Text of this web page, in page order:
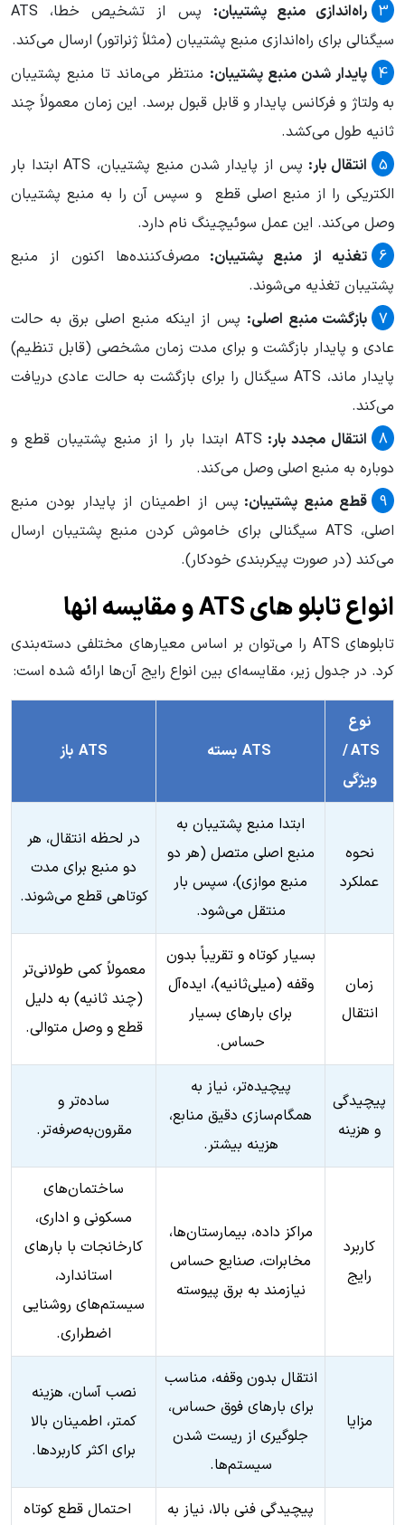
راه‌اندازی منبع پشتیبان:
پس از تشخیص خطا، ATS
سیگنالی برای راه‌اندازی منبع پشتیبان (مثلاً ژنراتور) ارسال می‌کند.
پایدار شدن منبع پشتیبان: منتظر می‌ماند تا منبع پشتیبان
به ولتاژ و فرکانس پایدار و قابل قبول برسد. این زمان معمولاً چند
ثانیه طول می‌کشد.
انتقال بار:
پس از پایدار شدن منبع پشتیبان، ATS ابتدا بار
الکتریکی را از منبع اصلی قطع و سپس آن را به منبع پشتیبان
وصل می‌کند. این عمل سوئیچینگ نام دارد.
تغذیه از منبع پشتیبان: مصرف‌کننده‌ها اکنون از منبع
پشتیبان تغذیه می‌شوند.
بازگشت منبع اصلی: پس از اینکه منبع اصلی برق به حالت
عادی و پایدار بازگشت و برای مدت زمان مشخصی (قابل تنظیم)
پایدار ماند، ATS سیگنال را برای بازگشت به حالت عادی دریافت
می‌کند.
انتقال مجدد بار:
ATS ابتدا بار را از منبع پشتیبان قطع و
دوباره به منبع اصلی وصل می‌کند.
قطع منبع پشتیبان: پس از اطمینان از پایدار بودن منبع
اصلی، ATS سیگنالی برای خاموش کردن منبع پشتیبان ارسال
می‌کند (در صورت پیکربندی خودکار).
انواع تابلو های ATS و مقایسه انها
تابلوهای ATS را می‌توان بر اساس معیارهای مختلفی دسته‌بندی
کرد. در جدول زیر، مقایسه‌ای بین انواع رایج آن‌ها ارائه شده است:
نوع
ATS /
ویژگی
ATS باز
نحوه
عملکرد
ابتدا منبع پشتیبان به
منبع اصلی متصل (هر دو
منبع موازی)، سپس بار
منتقل می‌شود.
در لحظه انتقال، هر
دو منبع برای مدت
کوتاهی قطع می‌شوند.
زمان
انتقال
بسیار کوتاه و تقریباً بدون
وقفه (میلی‌ثانیه)، ایده‌آل
برای بارهای بسیار
حساس.
معمولاً کمی طولانی‌تر
(چند ثانیه) به دلیل
قطع و وصل متوالی.
پیچیدگی
و هزینه
پیچیده‌تر، نیاز به
همگام‌سازی دقیق منابع،
هزینه‌ بیشتر.
ساده‌تر و
مقرون‌به‌صرفه‌تر.
کاربرد
رایج
مراکز داده، بیمارستان‌ها،
مخابرات، صنایع حساس
نیازمند به برق پیوسته
ساختمان‌های
مسکونی و اداری،
کارخانجات با بارهای
استاندارد،
سیستم‌های روشنایی
اضطراری.
مزایا
انتقال بدون وقفه، مناسب
برای بارهای فوق حساس،
جلوگیری از ریست شدن
سیستم‌ها.
نصب آسان، هزینه
کمتر، اطمینان بالا
برای اکثر کاربردها.
پیچیدگی فنی بالا، نیاز به
احتمال قطع کوتاه